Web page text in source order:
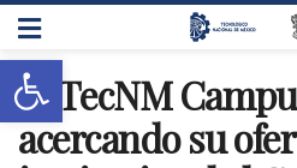
El TecNM
acercando su
Abrir barra de